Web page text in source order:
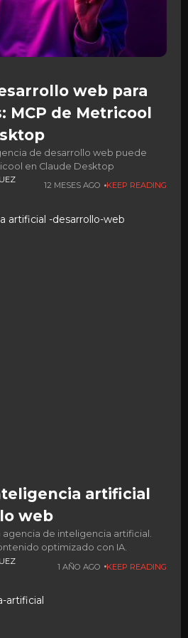
web para
MCP de Metricool
de desarrollo web puede
en Claude Desktop
12 MESES AGO KEEP READING
artificial
web
agencia de inteligencia artificial.
optimizado con IA.
1 AÑO AGO KEEP READING